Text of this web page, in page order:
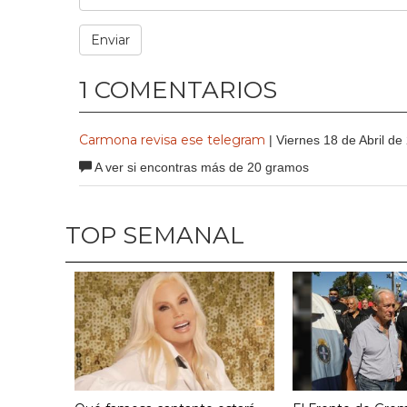
1 COMENTARIOS
Carmona revisa ese telegram | Viernes 18 de Abril de
A ver si encontras más de 20 gramos
TOP SEMANAL